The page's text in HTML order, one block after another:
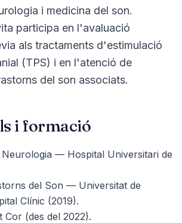
i medicina del son.
participa en l'avaluació
als tractaments d'estimulació
(TPS) i en l'atenció de
del son associats.
i formació
Neurologia — Hospital Universitari de
del Son — Universitat de
Clínic (2019).
Cor (des del 2022).